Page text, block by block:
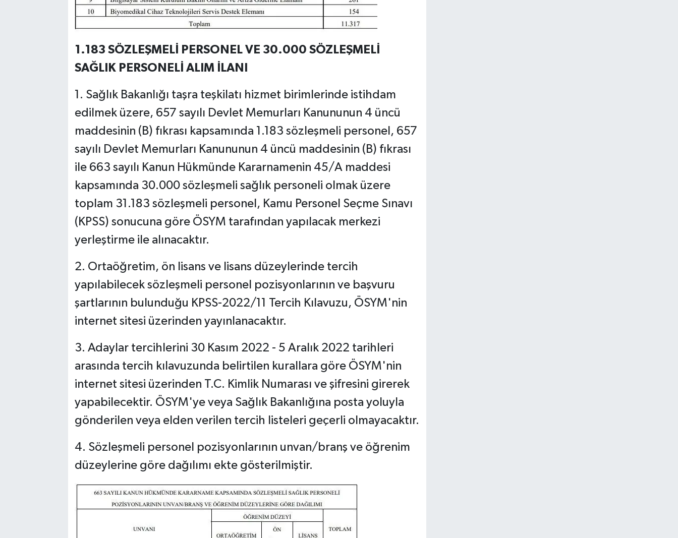
1.183 SÖZLEŞMELİ PERSONEL VE 30.000 SÖZLEŞMELİ
SAĞLIK PERSONELİ ALIM İLANI
1. Sağlık Bakanlığı taşra teşkilatı hizmet birimlerinde istihdam
edilmek üzere, 657 sayılı Devlet Memurları Kanununun 4 üncü
maddesinin (B) fıkrası kapsamında 1.183 sözleşmeli personel, 657
sayılı Devlet Memurları Kanununun 4 üncü maddesinin (B) fıkrası
ile 663 sayılı Kanun Hükmünde Kararnamenin 45/A maddesi
kapsamında 30.000 sözleşmeli sağlık personeli olmak üzere
toplam 31.183 sözleşmeli personel, Kamu Personel Seçme Sınavı
(KPSS) sonucuna göre ÖSYM tarafından yapılacak merkezi
yerleştirme ile alınacaktır.
2. Ortaöğretim, ön lisans ve lisans düzeylerinde tercih
yapılabilecek sözleşmeli personel pozisyonlarının ve başvuru
şartlarının bulunduğu KPSS-2022/11 Tercih Kılavuzu, ÖSYM'nin
internet sitesi üzerinden yayınlanacaktır.
3. Adaylar tercihlerini 30 Kasım 2022 - 5 Aralık 2022 tarihleri
arasında tercih kılavuzunda belirtilen kurallara göre ÖSYM'nin
internet sitesi üzerinden T.C. Kimlik Numarası ve şifresini girerek
yapabilecektir. ÖSYM'ye veya Sağlık Bakanlığına posta yoluyla
gönderilen veya elden verilen tercih listeleri geçerli olmayacaktır.
4. Sözleşmeli personel pozisyonlarının unvan/branş ve öğrenim
düzeylerine göre dağılımı ekte gösterilmiştir.